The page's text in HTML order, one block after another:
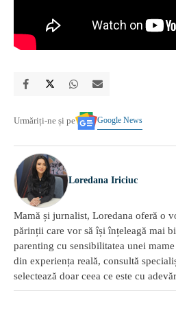
Urmăriți-ne și pe Google News
Loredana Iriciuc
Mamă și jurnalist, Loredana oferă o
părinții care vor să își înțeleagă mai
parenting cu sensibilitatea unei
din experiența reală, consultă
selectează doar ceea ce este cu